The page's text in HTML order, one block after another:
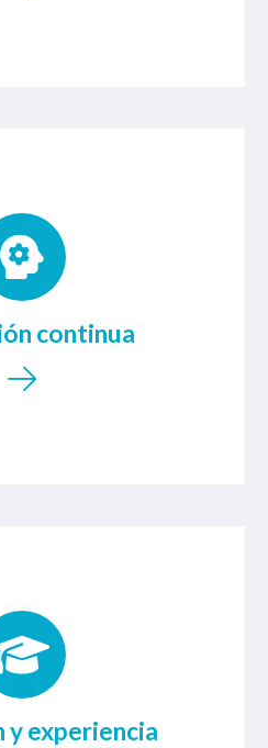
continua
está equipado
en tratamientos
constantemente
herramientas que nos
servicio excepcional a
pacientes.
y experiencia
poseen una formación
en el campo, lo
una amplia gama de
esqueléticos con la